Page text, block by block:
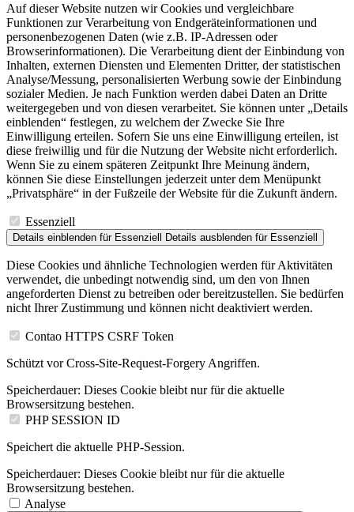
Auf dieser Website nutzen wir Cookies und vergleichbare
Funktionen zur Verarbeitung von Endgeräteinformationen und
personenbezogenen Daten (wie z.B. IP-Adressen oder
Browserinformationen). Die Verarbeitung dient der Einbindung von
Inhalten, externen Diensten und Elementen Dritter, der statistischen
Analyse/Messung, personalisierten Werbung sowie der Einbindung
sozialer Medien. Je nach Funktion werden dabei Daten an Dritte
weitergegeben und von diesen verarbeitet. Sie können unter „Details
einblenden“ festlegen, zu welchem der Zwecke Sie Ihre
Einwilligung erteilen. Sofern Sie uns eine Einwilligung erteilen, ist
diese freiwillig und für die Nutzung der Website nicht erforderlich.
Wenn Sie zu einem späteren Zeitpunkt Ihre Meinung ändern,
können Sie diese Einstellungen jederzeit unter dem Menüpunkt
„Privatsphäre“ in der Fußzeile der Website für die Zukunft ändern.
Essenziell
Details einblenden für Essenziell Details ausblenden für Essenziell
Diese Cookies und ähnliche Technologien werden für Aktivitäten
verwendet, die unbedingt notwendig sind, um den von Ihnen
angeforderten Dienst zu betreiben oder bereitzustellen. Sie bedürfen
nicht Ihrer Zustimmung und können nicht deaktiviert werden.
Contao HTTPS CSRF Token
Schützt vor Cross-Site-Request-Forgery Angriffen.
Speicherdauer: Dieses Cookie bleibt nur für die aktuelle
Browsersitzung bestehen.
PHP SESSION ID
Speichert die aktuelle PHP-Session.
Speicherdauer: Dieses Cookie bleibt nur für die aktuelle
Browsersitzung bestehen.
Analyse